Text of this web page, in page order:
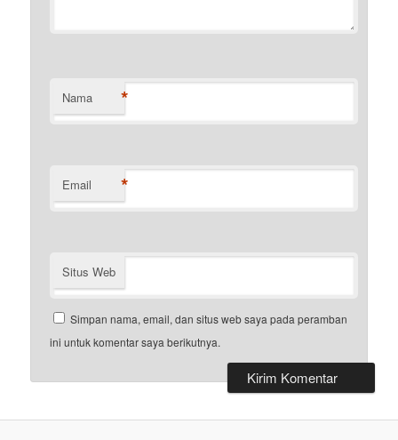
Nama *
Email *
Situs Web
Simpan nama, email, dan situs web saya pada peramban
ini untuk komentar saya berikutnya.